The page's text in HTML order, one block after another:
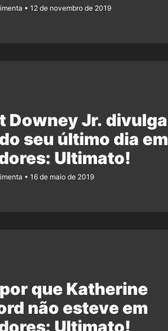
12 de novembro de 2019
Downey Jr. divulga
seu último dia em
Ultimato!
16 de maio de 2019
que Katherine
não esteve em
Ultimato!